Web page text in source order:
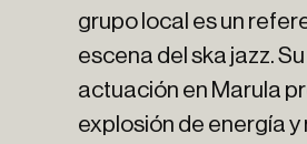
grupo local es un
escena del ska jazz.
actuación en Marula
explosión de energía y